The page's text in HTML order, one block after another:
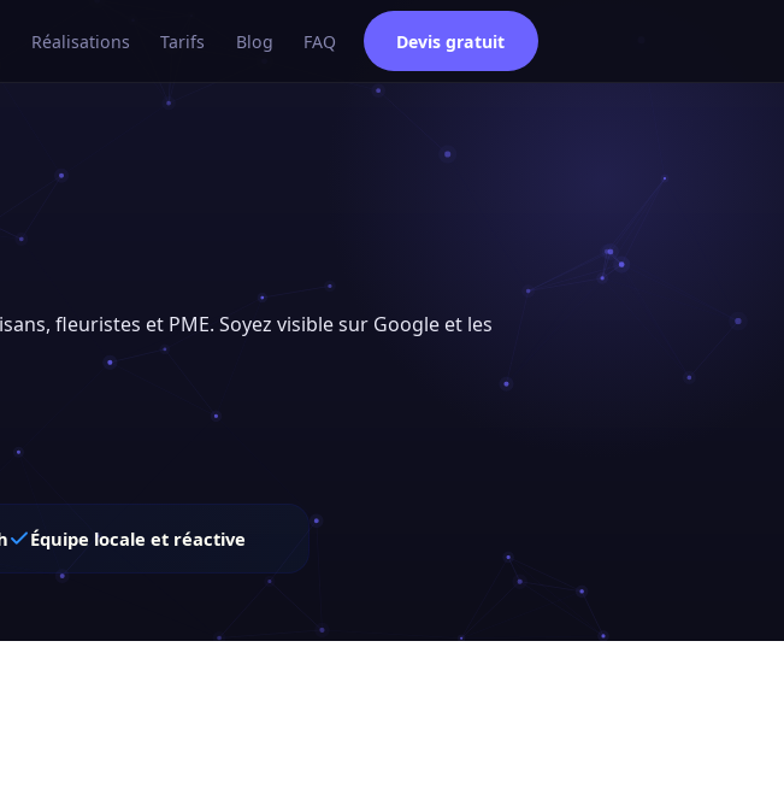
Réalisations Tarifs Blog FAQ Devis gratuit
fleuristes et PME. Soyez visible sur Google et les
Équipe locale et réactive